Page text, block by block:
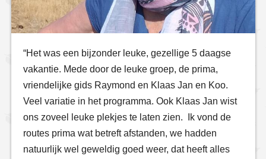
“Het was een bijzonder leuke, gezellige 5 daagse
vakantie. Mede door de leuke groep, de prima,
vriendelijke gids Raymond en Klaas Jan en Koo.
Veel variatie in het programma. Ook Klaas Jan wist
ons zoveel leuke plekjes te laten zien. Ik vond de
routes prima wat betreft afstanden, we hadden
natuurlijk wel geweldig goed weer, dat heeft alles